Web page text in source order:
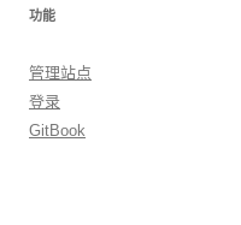
功能
管理站点
登录
GitBook